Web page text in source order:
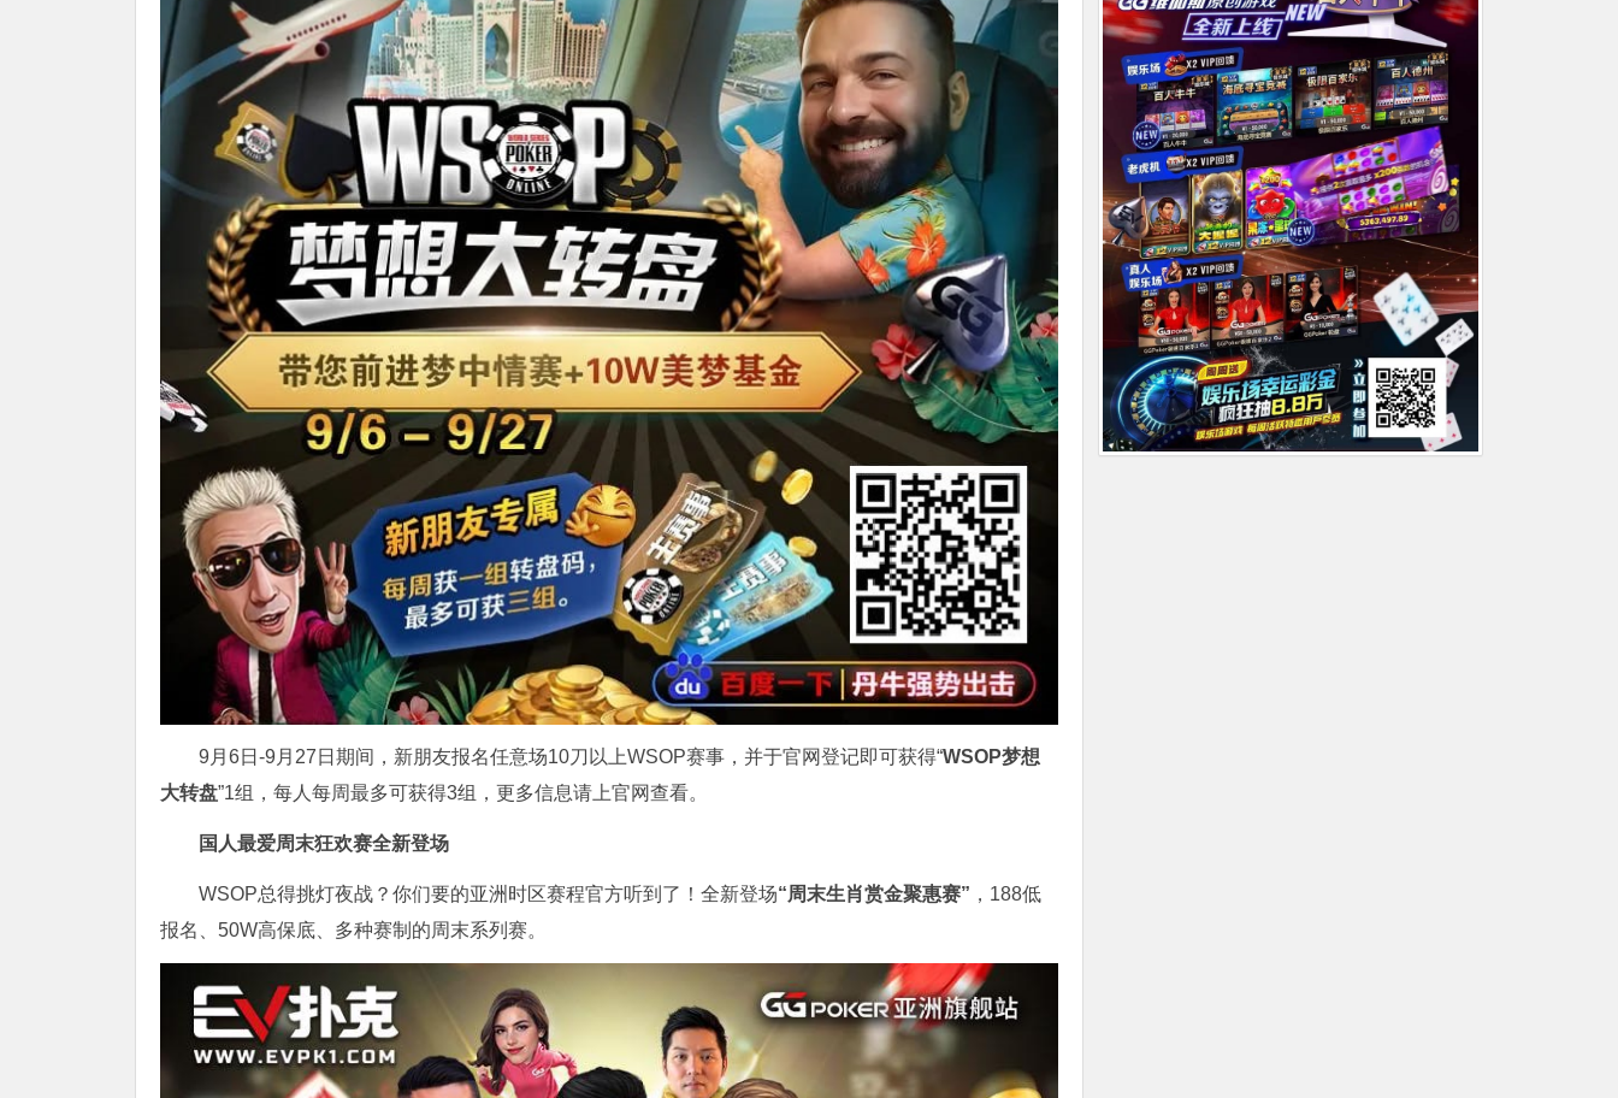
9月6日-9月27日期间，新朋友报名任意场10刀以上WSOP赛事，并于官网登记即可获得“WSOP梦想
大转盘”1组，每人每周最多可获得3组，更多信息请上官网查看。
国人最爱周末狂欢赛全新登场
WSOP总得挑灯夜战？你们要的亚洲时区赛程官方听到了！全新登场“周末生肖赏金聚惠赛” ，188低
报名、50W高保底、多种赛制的周末系列赛。